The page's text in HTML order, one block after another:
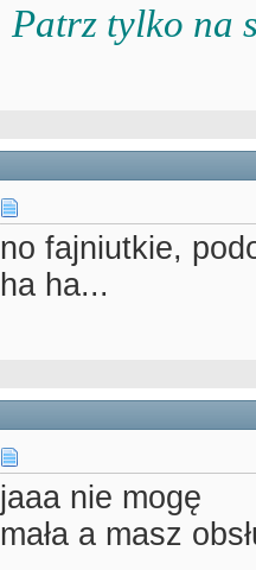
Patrz tylko na
no fajniutkie,
ha ha...
jaaa nie mogę
mała a masz